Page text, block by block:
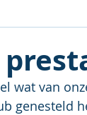
wat van
genesteld